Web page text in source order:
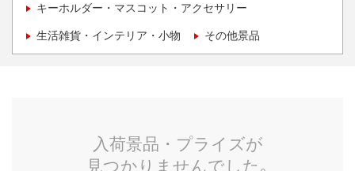
キーホルダー・マスコット・アクセサリー
生活雑貨・インテリア・小物 その他景品